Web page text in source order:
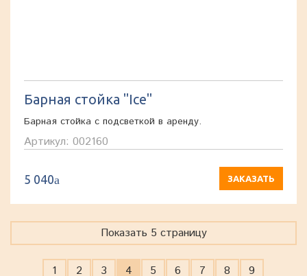
Барная стойка "Ice"
Барная стойка с подсветкой в аренду.
Артикул: 002160
5 040a ЗАКАЗАТЬ
Показать 5 страницу
1 2 3 4 5 6 7 8 9